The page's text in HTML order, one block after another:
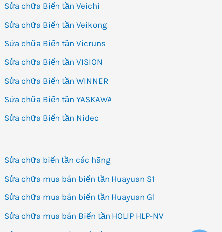
Sửa chữa Biến tần Veichi
Sửa chữa Biến tần Veikong
Sửa chữa Biến tần Vicruns
Sửa chữa Biến tần VISION
Sửa chữa Biến tần WINNER
Sửa chữa Biến tần YASKAWA
Sửa chữa Biến tần Nidec
Sửa chữa biến tần các hãng
Sửa chữa mua bán biến tần Huayuan S1
Sửa chữa mua bán biến tần Huayuan G1
Sửa chữa mua bán Biến tần HOLIP HLP-NV